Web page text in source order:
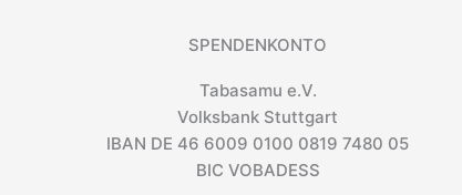
SPENDENKONTO
Tabasamu e.V.
Volksbank Stuttgart
IBAN DE 46 6009 0100 0819 7480 05
BIC VOBADESS